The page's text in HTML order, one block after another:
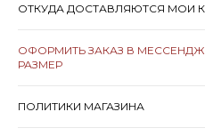
ОТКУДА ДОСТАВЛЯЮТСЯ МОИ
ОФОРМИТЬ ЗАКАЗ В
РАЗМЕР
ПОЛИТИКИ МАГАЗИНА